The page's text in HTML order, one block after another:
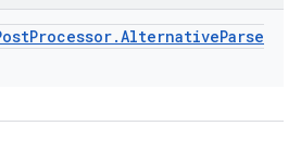
Processor.AlternativeParse